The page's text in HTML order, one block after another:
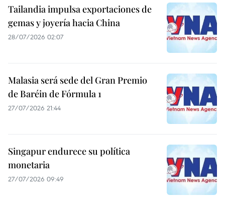
Tailandia impulsa exportaciones de
gemas y joyería hacia China
28/07/2026 02:07
Malasia será sede del Gran Premio
de Baréin de Fórmula 1
27/07/2026 21:44
Singapur endurece su política
monetaria
27/07/2026 09:49